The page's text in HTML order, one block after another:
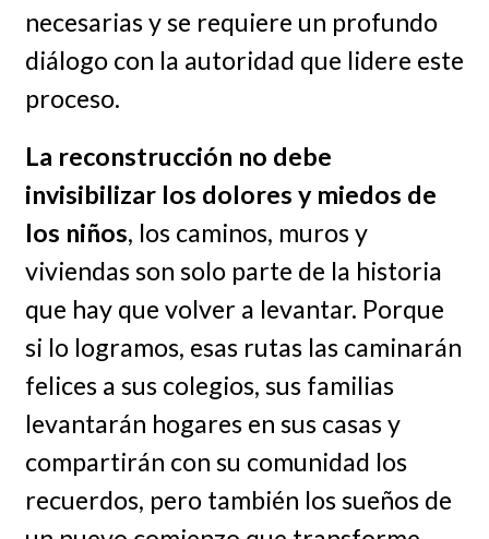
necesarias y se requiere un profundo
diálogo con la autoridad que lidere este
proceso.
La reconstrucción no debe
invisibilizar los dolores y miedos de
los niños, los caminos, muros y
viviendas son solo parte de la historia
que hay que volver a levantar. Porque
si lo logramos, esas rutas las caminarán
felices a sus colegios, sus familias
levantarán hogares en sus casas y
compartirán con su comunidad los
recuerdos, pero también los sueños de